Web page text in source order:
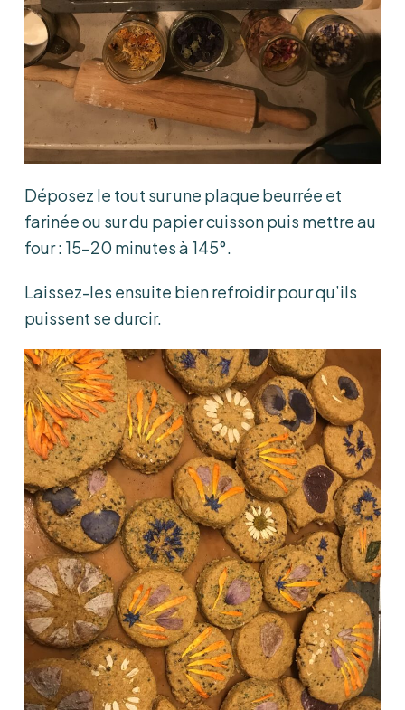
Déposez le tout sur une plaque beurrée et
farinée ou sur du papier cuisson puis mettre au
four : 15-20 minutes à 145°.
Laissez-les ensuite bien refroidir pour qu’ils
puissent se durcir.